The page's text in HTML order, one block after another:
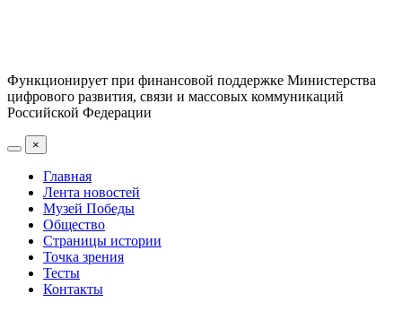
Функционирует при финансовой поддержке Министерства
цифрового развития, связи и массовых коммуникаций
Российской Федерации
×
Главная
Лента новостей
Музей Победы
Общество
Страницы истории
Точка зрения
Тесты
Контакты